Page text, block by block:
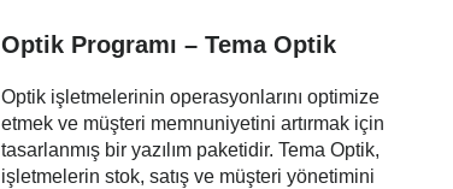
Optik Programı – Tema Optik
Optik işletmelerinin operasyonlarını optimize
etmek ve müşteri memnuniyetini artırmak için
tasarlanmış bir yazılım paketidir. Tema Optik,
işletmelerin stok, satış ve müşteri yönetimini